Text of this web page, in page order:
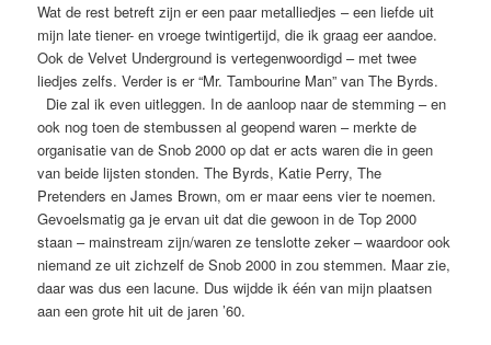
Wat de rest betreft zijn er een paar metalliedjes – een liefde uit
mijn late tiener- en vroege twintigertijd, die ik graag eer aandoe.
Ook de Velvet Underground is vertegenwoordigd – met twee
liedjes zelfs. Verder is er “Mr. Tambourine Man” van The Byrds.
Die zal ik even uitleggen. In de aanloop naar de stemming – en
ook nog toen de stembussen al geopend waren – merkte de
organisatie van de Snob 2000 op dat er acts waren die in geen
van beide lijsten stonden. The Byrds, Katie Perry, The
Pretenders en James Brown, om er maar eens vier te noemen.
Gevoelsmatig ga je ervan uit dat die gewoon in de Top 2000
staan – mainstream zijn/waren ze tenslotte zeker – waardoor ook
niemand ze uit zichzelf de Snob 2000 in zou stemmen. Maar zie,
daar was dus een lacune. Dus wijdde ik één van mijn plaatsen
aan een grote hit uit de jaren ’60.